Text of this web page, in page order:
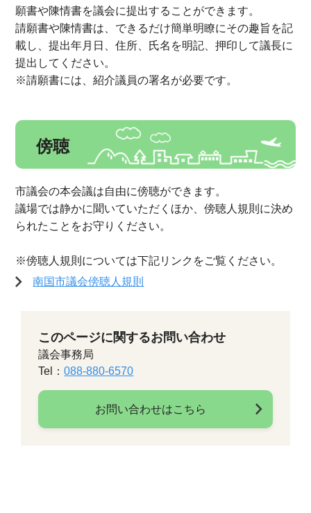
願書や陳情書を議会に提出することができます。
請願書や陳情書は、できるだけ簡単明瞭にその趣旨を記
載し、提出年月日、住所、氏名を明記、押印して議長に
提出してください。
※請願書には、紹介議員の署名が必要です。
傍聴
市議会の本会議は自由に傍聴ができます。
議場では静かに聞いていただくほか、傍聴人規則に決め
られたことをお守りください。
※傍聴人規則については下記リンクをご覧ください。
南国市議会傍聴人規則
このページに関するお問い合わせ
議会事務局
Tel：088-880-6570
お問い合わせはこちら